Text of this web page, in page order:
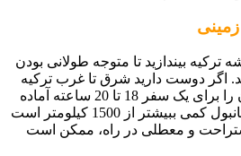
بیندازید تا متوجه طولانی بودن
اگر دوست دارید شرق تا غرب ترکیه
را رانندگی کنید، باید خودتان را برای یک سفر 18 تا 20 ساعته آماده
کنید؛ زیرا فاصله وان تا استانبول کمی ببیشتر از 1500 کیلومتر است
و معطلی در راه، ممکن است